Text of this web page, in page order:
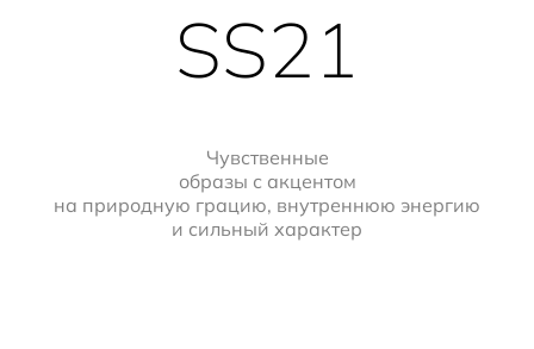
SS21
Чувственные
образы с акцентом
на природную грацию, внутреннюю энергию
и сильный характер